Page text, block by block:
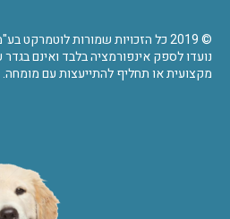
© 2019 כל הזכויות שמורות
נועדו לספק אינפורמציה בלבד ואינם
מקצועית או תחליף להתייעצות עם מומחה.